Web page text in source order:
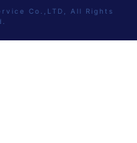
Co.,LTD, All Rights